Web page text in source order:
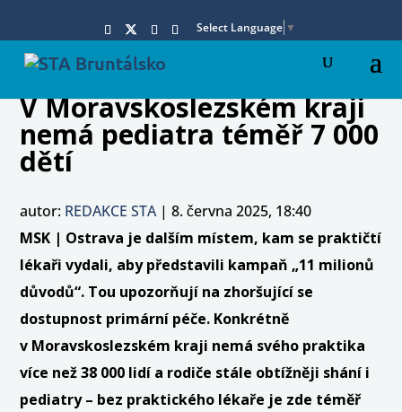
Select Language ▼
V Moravskoslezském kraji
nemá pediatra téměř 7 000
dětí
autor: REDAKCE STA|8. června 2025, 18:40
MSK | Ostrava je dalším místem, kam se praktičtí
lékaři vydali, aby představili kampaň „11 milionů
důvodů“. Tou upozorňují na zhoršující se
dostupnost primární péče. Konkrétně
v Moravskoslezském kraji nemá svého praktika
více než 38 000 lidí a rodiče stále obtížněji shání i
pediatry – bez praktického lékaře je zde téměř